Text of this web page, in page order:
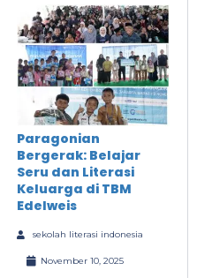
Paragonian
Bergerak: Belajar
Seru dan Literasi
Keluarga di TBM
Edelweis
sekolah literasi indonesia
November 10, 2025